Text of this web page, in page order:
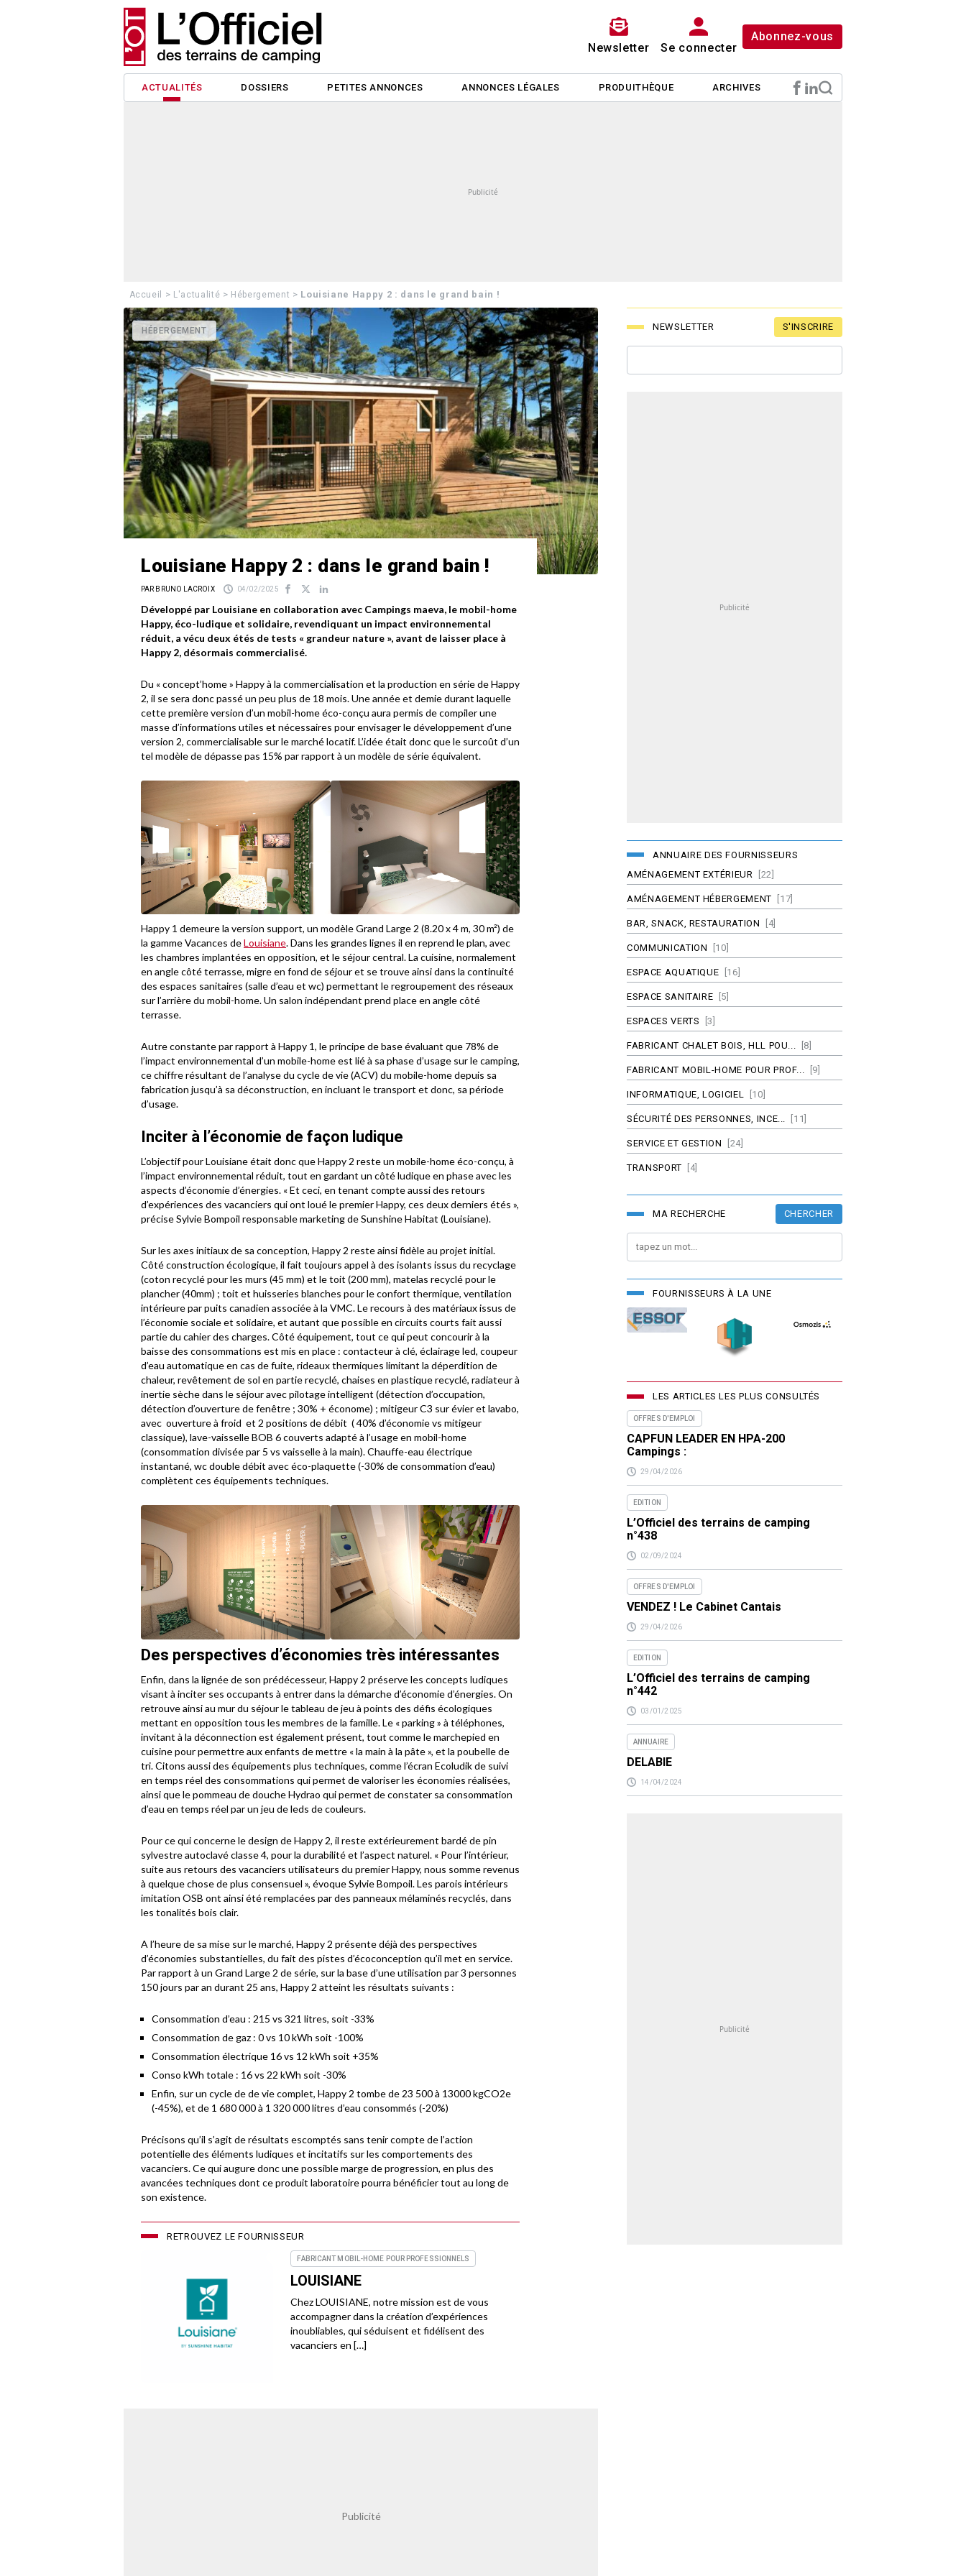
Newsletter Se connecter
Abonnez-vous
ACTUALITÉS DOSSIERS PETITES ANNONCES ANNONCES LÉGALES PRODUITHÈQUE ARCHIVES
Accueil > L'actualité > Hébergement > Louisiane Happy 2 : dans le grand bain !
HÉBERGEMENT
Louisiane Happy 2 : dans le grand bain !
PAR BRUNO LACROIX 04/02/2025
Développé par Louisiane en collaboration avec Campings maeva, le mobil-home
Happy, éco-ludique et solidaire, revendiquant un impact environnemental
réduit, a vécu deux étés de tests « grandeur nature », avant de laisser place à
Happy 2, désormais commercialisé.
Du « concept’home » Happy à la commercialisation et la production en série de Happy
2, il se sera donc passé un peu plus de 18 mois. Une année et demie durant laquelle
cette première version d’un mobil-home éco-conçu aura permis de compiler une
masse d’informations utiles et nécessaires pour envisager le développement d’une
version 2, commercialisable sur le marché locatif. L’idée était donc que le surcoût d’un
tel modèle de dépasse pas 15% par rapport à un modèle de série équivalent.
Happy 1 demeure la version support, un modèle Grand Large 2 (8.20 x 4 m, 30 m²) de
la gamme Vacances deLouisiane. Dans les grandes lignes il en reprend le plan, avec
les chambres implantées en opposition, et le séjour central. La cuisine, normalement
en angle côté terrasse, migre en fond de séjour et se trouve ainsi dans la continuité
des espaces sanitaires (salle d’eau et wc) permettant le regroupement des réseaux
sur l’arrière du mobil-home. Un salon indépendant prend place en angle côté
terrasse.
Autre constante par rapport à Happy 1, le principe de base évaluant que 78% de
l’impact environnemental d’un mobile-home est lié à sa phase d’usage sur le camping,
ce chiffre résultant de l’analyse du cycle de vie (ACV) du mobile-home depuis sa
fabrication jusqu’à sa déconstruction, en incluant le transport et donc, sa période
d’usage.
Inciter à l’économie de façon ludique
L’objectif pour Louisiane était donc que Happy 2 reste un mobile-home éco-conçu, à
l’impact environnemental réduit, tout en gardant un côté ludique en phase avec les
aspects d’économie d’énergies. « Et ceci, en tenant compte aussi des retours
d’expériences des vacanciers qui ont loué le premier Happy, ces deux derniers étés »,
précise Sylvie Bompoil responsable marketing de Sunshine Habitat (Louisiane).
Sur les axes initiaux de sa conception, Happy 2 reste ainsi fidèle au projet initial.
Côté construction écologique, il fait toujours appel à des isolants issus du recyclage
(coton recyclé pour les murs (45 mm) et le toit (200 mm), matelas recyclé pour le
plancher (40mm) ; toit et huisseries blanches pour le confort thermique, ventilation
intérieure par puits canadien associée à la VMC. Le recours à des matériaux issus de
l’économie sociale et solidaire, et autant que possible en circuits courts fait aussi
partie du cahier des charges. Côté équipement, tout ce qui peut concourir à la
baisse des consommations est mis en place : contacteur à clé, éclairage led, coupeur
d’eau automatique en cas de fuite, rideaux thermiques limitant la déperdition de
chaleur, revêtement de sol en partie recyclé, chaises en plastique recyclé, radiateur à
inertie sèche dans le séjour avec pilotage intelligent (détection d’occupation,
détection d’ouverture de fenêtre ; 30% + économe) ; mitigeur C3 sur évier et lavabo,
avec ouverture à froid et 2 positions de débit ( 40% d’économie vs mitigeur
classique), lave-vaisselle BOB 6 couverts adapté à l’usage en mobil-home
(consommation divisée par 5 vs vaisselle à la main). Chauffe-eau électrique
instantané, wc double débit avec éco-plaquette (-30% de consommation d’eau)
complètent ces équipements techniques.
Des perspectives d’économies très intéressantes
Enfin, dans la lignée de son prédécesseur, Happy 2 préserve les concepts ludiques
visant à inciter ses occupants à entrer dans la démarche d’économie d’énergies. On
retrouve ainsi au mur du séjour le tableau de jeu à points des défis écologiques
mettant en opposition tous les membres de la famille. Le « parking » à téléphones,
invitant à la déconnection est également présent, tout comme le marchepied en
cuisine pour permettre aux enfants de mettre « la main à la pâte », et la poubelle de
tri. Citons aussi des équipements plus techniques, comme l’écran Ecoludik de suivi
en temps réel des consommations qui permet de valoriser les économies réalisées,
ainsi que le pommeau de douche Hydrao qui permet de constater sa consommation
d’eau en temps réel par un jeu de leds de couleurs.
Pour ce qui concerne le design de Happy 2, il reste extérieurement bardé de pin
sylvestre autoclavé classe 4, pour la durabilité et l’aspect naturel. « Pour l’intérieur,
suite aus retours des vacanciers utilisateurs du premier Happy, nous somme revenus
à quelque chose de plus consensuel », évoque Sylvie Bompoil. Les parois intérieurs
imitation OSB ont ainsi été remplacées par des panneaux mélaminés recyclés, dans
les tonalités bois clair.
A l’heure de sa mise sur le marché, Happy 2 présente déjà des perspectives
d’économies substantielles, du fait des pistes d’écoconception qu’il met en service.
Par rapport à un Grand Large 2 de série, sur la base d’une utilisation par 3 personnes
150 jours par an durant 25 ans, Happy 2 atteint les résultats suivants :
Consommation d’eau : 215 vs 321 litres, soit -33%
Consommation de gaz : 0 vs 10 kWh soit -100%
Consommation électrique 16 vs 12 kWh soit +35%
Conso kWh totale : 16 vs 22 kWh soit -30%
Enfin, sur un cycle de de vie complet, Happy 2 tombe de 23 500 à 13000 kgCO2e
(-45%), et de 1 680 000 à 1 320 000 litres d’eau consommés (-20%)
Précisons qu’il s’agit de résultats escomptés sans tenir compte de l’action
potentielle des éléments ludiques et incitatifs sur les comportements des
vacanciers. Ce qui augure donc une possible marge de progression, en plus des
avancées techniques dont ce produit laboratoire pourra bénéficier tout au long de
son existence.
RETROUVEZ LE FOURNISSEUR
FABRICANT MOBIL-HOME POUR PROFESSIONNELS
LOUISIANE
Chez LOUISIANE, notre mission est de vous
accompagner dans la création d’expériences
inoubliables, qui séduisent et fidélisent des
vacanciers en […]
NEWSLETTER S'INSCRIRE
ANNUAIRE DES FOURNISSEURS
AMÉNAGEMENT EXTÉRIEUR
[22]
AMÉNAGEMENT HÉBERGEMENT [17]
BAR, SNACK, RESTAURATION [4]
COMMUNICATION [10]
ESPACE AQUATIQUE [16]
ESPACE SANITAIRE [5]
ESPACES VERTS [3]
FABRICANT CHALET BOIS, HLL POU... [8]
FABRICANT MOBIL-HOME POUR PROF... [9]
INFORMATIQUE, LOGICIEL [10]
SÉCURITÉ DES PERSONNES, INCE... [11]
SERVICE ET GESTION [24]
TRANSPORT [4]
MA RECHERCHE CHERCHER
FOURNISSEURS À LA UNE
LES ARTICLES LES PLUS CONSULTÉS
OFFRES D'EMPLOI
CAPFUN LEADER EN HPA-200
Campings :
29/04/2026
EDITION
L’Officiel des terrains de camping
n°438
02/09/2024
OFFRES D'EMPLOI
VENDEZ ! Le Cabinet Cantais
29/04/2026
EDITION
L’Officiel des terrains de camping
n°442
03/01/2025
ANNUAIRE
DELABIE
14/04/2024